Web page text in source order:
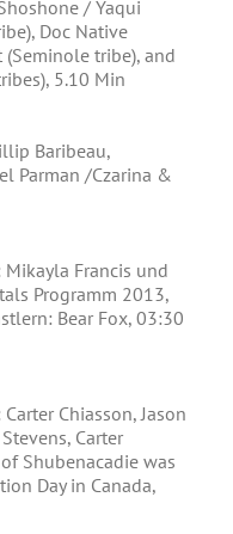
/ Yaqui
Doc Native
(Seminole tribe), and
5.10 Min
Baribeau,
Parman /Czarina &
Francis und
Programm 2013,
Bear Fox, 03:30
Chiasson, Jason
Carter
Shubenacadie was
Day in Canada,